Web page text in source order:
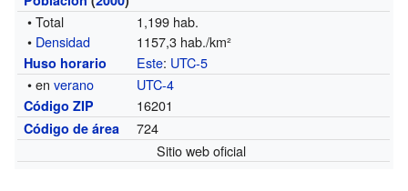
• Total
1,199 hab.
• Densidad 1157,3 hab./km²
Huso horario Este: UTC-5
• enverano UTC-4
Código ZIP 16201
Código de área
724
Sitio web oficial